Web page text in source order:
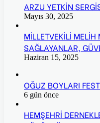
ARZU YETKİN
Mayıs 30, 2025
MİLLETVEKİLİ MELİH
SAĞLAYANLAR,
Haziran 15, 2025
OĞUZ BOYLARI
6 gün önce
HEMŞEHRİ